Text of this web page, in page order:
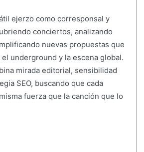
ejerzo como corresponsal y
conciertos, analizando
nuevas propuestas que
underground y la escena global.
mirada editorial, sensibilidad
SEO, buscando que cada
fuerza que la canción que lo